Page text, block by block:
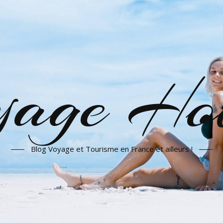
Blog Voyage et Tourisme en France et ailleurs !